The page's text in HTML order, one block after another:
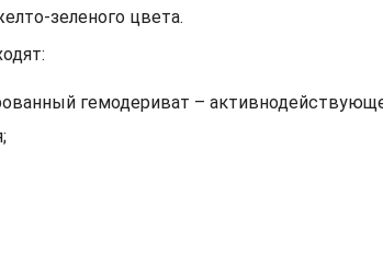
зеленого цвета.
гемодериват –